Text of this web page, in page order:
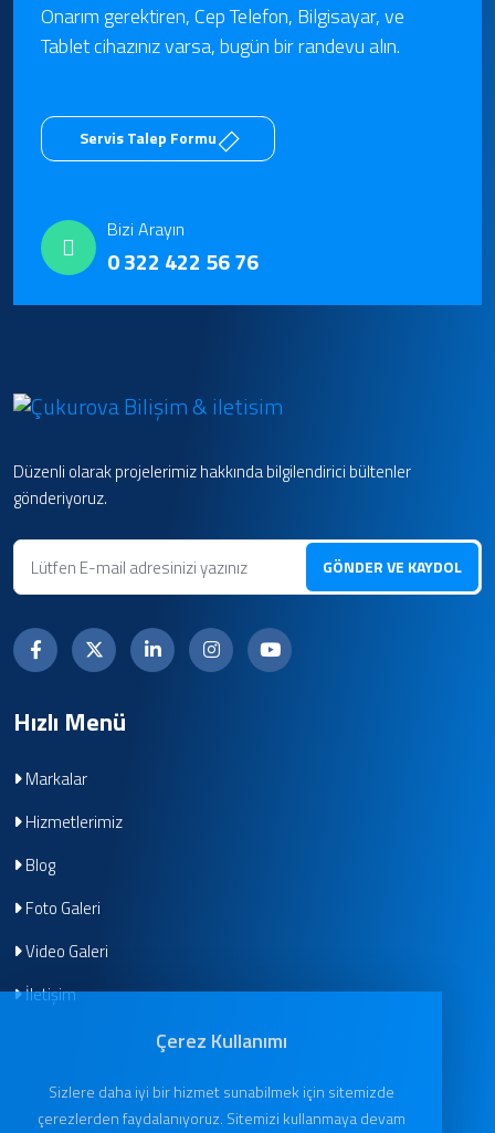
Onarım gerektiren, Cep Telefon, Bilgisayar, ve
Tablet cihazınız varsa, bugün bir randevu alın.
Servis Talep Formu
Bizi Arayın
0 322 422 56 76
Düzenli olarak projelerimiz hakkında bilgilendirici bültenler
gönderiyoruz.
GÖNDER VE KAYDOL
Hızlı Menü
Markalar
Hizmetlerimiz
Blog
Foto Galeri
Video Galeri
İletişim
Çerez Kullanımı
Sizlere daha iyi bir hizmet sunabilmek için sitemizde
çerezlerden faydalanıyoruz. Sitemizi kullanmaya devam